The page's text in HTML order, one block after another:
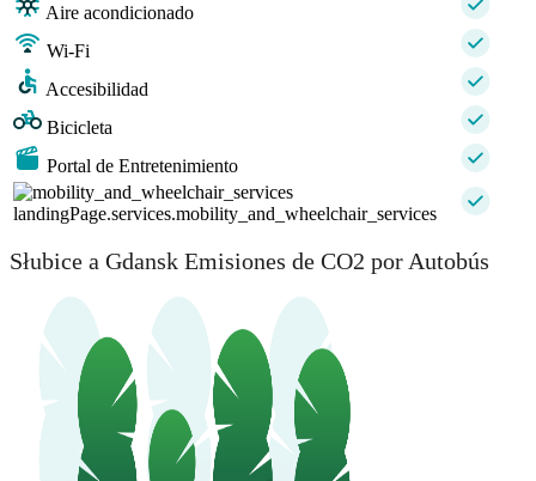
Aire acondicionado
Wi-Fi
Accesibilidad
Bicicleta
Portal de Entretenimiento
landingPage.services.mobility_and_wheelchair_services
Słubice a Gdansk Emisiones de CO2 por Autobús